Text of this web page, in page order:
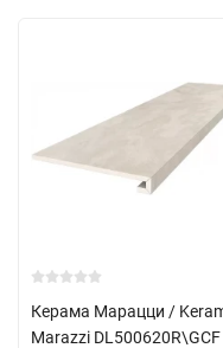
Керама Марацци /
Marazzi DL500620R\GCF